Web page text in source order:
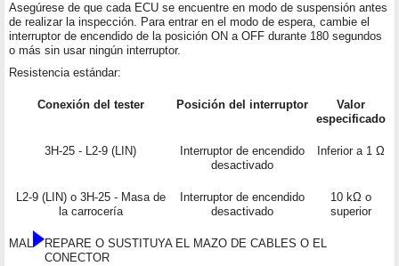
Asegúrese de que cada ECU se encuentre en modo de suspensión antes
de realizar la inspección. Para entrar en el modo de espera, cambie el
interruptor de encendido de la posición ON a OFF durante 180 segundos
o más sin usar ningún interruptor.
Resistencia estándar:
Conexión del tester Posición del interruptor
Valor
especificado
3H-25 - L2-9 (LIN)
Interruptor de encendido
desactivado
Inferior a 1 Ω
L2-9 (LIN) o 3H-25 - Masa de
la carrocería
Interruptor de encendido
desactivado
10 kΩ o
superior
MAL
REPARE O SUSTITUYA EL MAZO DE CABLES O EL
CONECTOR